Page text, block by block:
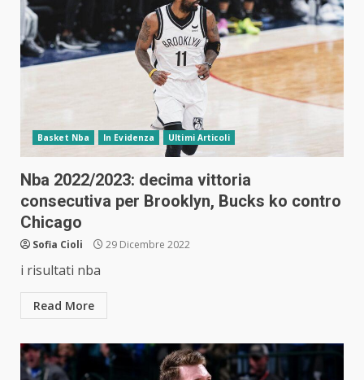
Basket Nba In Evidenza Ultimi Articoli
Nba 2022/2023: decima vittoria
consecutiva per Brooklyn, Bucks ko contro
Chicago
Sofia Cioli 29 Dicembre 2022
i risultati nba
Read More